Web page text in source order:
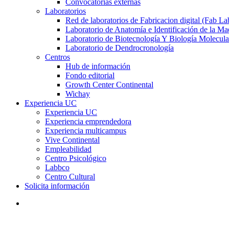
Convocatorias externas
Laboratorios
Red de laboratorios de Fabricacion digital (Fab
Laboratorio de Anatomía e Identificación de la
Laboratorio de Biotecnología Y Biología
Laboratorio de Dendrocronología
Centros
Hub de información
Fondo editorial
Growth Center Continental
Wichay
Experiencia UC
Experiencia UC
Experiencia emprendedora
Experiencia multicampus
Vive Continental
Empleabilidad
Centro Psicológico
Labbco
Centro Cultural
Solicita información